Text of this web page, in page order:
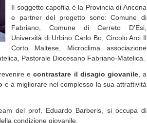
Il soggetto capofila è la Provincia di Ancona
e partner del progetto sono: Comune di
Fabriano, Comune di Cerreto D’Esi,
Università di Urbino Carlo Bo, Circolo Arci Il
Corto Maltese, Microclima associazione
Pastorale Diocesano Fabriano-Matelica.
econtrastare il disagio giovanile, a
e a migliorare nel complesso la sua attrattività
del prof. Eduardo Barberis, si occupa di
condizione giovanile.